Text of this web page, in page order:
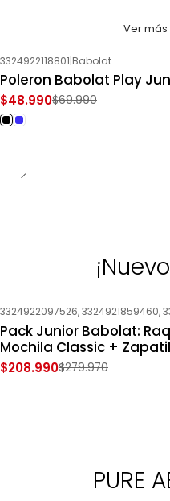
Ver
-30%OFF
3324922118801|Babolat
Poleron Babolat Play
$48.990$69.990
-25% OFF
Nuevo
3324922097526, 3324921859460,
Pack Junior Babolat:
Mochila Classic +
$208.990$279.970
PURE